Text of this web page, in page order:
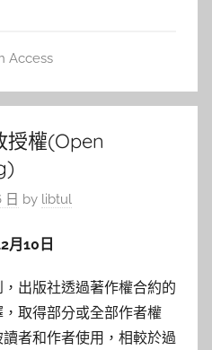
Access
授權(Open
日 by libtul
月10日
，出版社透過著作權合約的
取得部分或全部作者權
者和作者使用，相較於過